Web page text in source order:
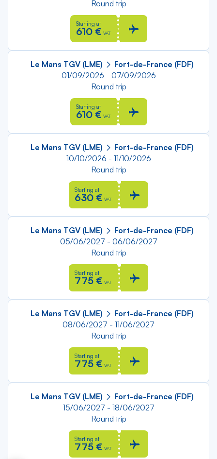
Round trip
Starting at
610 € VAT
Le Mans TGV (LME)
Fort-de-France (FDF)
01/09/2026 - 07/09/2026
Round trip
Starting at
610 € VAT
Le Mans TGV (LME)
Fort-de-France (FDF)
10/10/2026 - 11/10/2026
Round trip
Starting at
630 € VAT
Le Mans TGV (LME)
Fort-de-France (FDF)
05/06/2027 - 06/06/2027
Round trip
Starting at
775 € VAT
Le Mans TGV (LME)
Fort-de-France (FDF)
08/06/2027 - 11/06/2027
Round trip
Starting at
775 € VAT
Le Mans TGV (LME)
Fort-de-France (FDF)
15/06/2027 - 18/06/2027
Round trip
Starting at
775 € VAT